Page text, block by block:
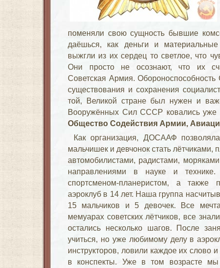
поменяли свою сущность бывшие
даёшься, как деньги и
выжгли из их сердец то светлое, что
Они просто не осознают, что их
Советская Армия.
существования и сохранения
той, Великой стране был нужен и
Вооружённых Сил СССР ковались
Общество Содействия Армии,
Как организация, ДОСААФ
мальчишек и девчонок стать
автомобилистами, радистами,
направлениями в науке и
спортсменом-планеристом, а
аэроклуб в 14 лет. Наша группа
15 мальчиков и 5 девочек. Все
мемуарах советских лётчиков, все
остались несколько шагов. После
учиться, но уже любимому делу в
инструкторов, ловили каждое их слово
в конспекты. Уже в том возрасте